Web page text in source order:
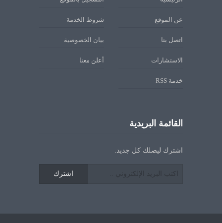
عن الموقع شروط الخدمة
اتصل بنا بيان الخصوصية
الاستشارات أعلن معنا
خدمة RSS
القائمة البريدية
اشترك ليصلك كل جديد.
اشترك